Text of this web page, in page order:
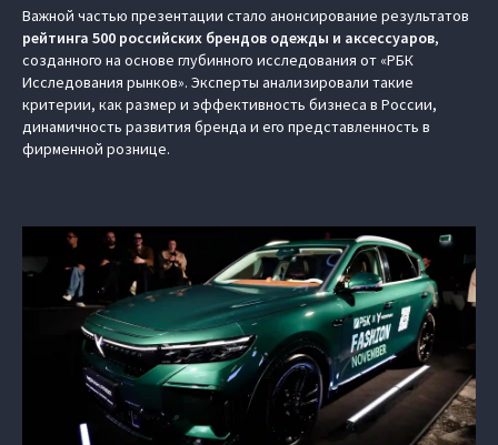
Важной частью презентации стало анонсирование результатов
рейтинга 500 российских брендов одежды и аксессуаров,
созданного на основе глубинного исследования от «РБК
Исследования рынков». Эксперты анализировали такие
критерии, как размер и эффективность бизнеса в России,
динамичность развития бренда и его представленность в
фирменной рознице.